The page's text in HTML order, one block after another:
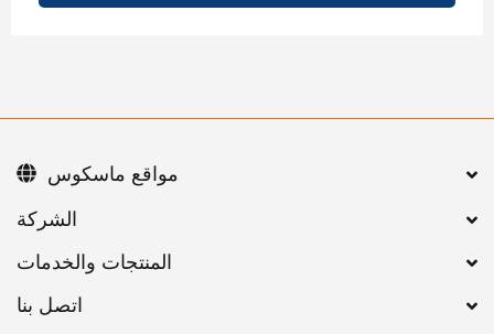
اتصل بنا
مواقع ماسكوس